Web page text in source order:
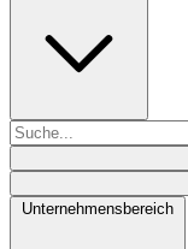
Unternehmensbereich